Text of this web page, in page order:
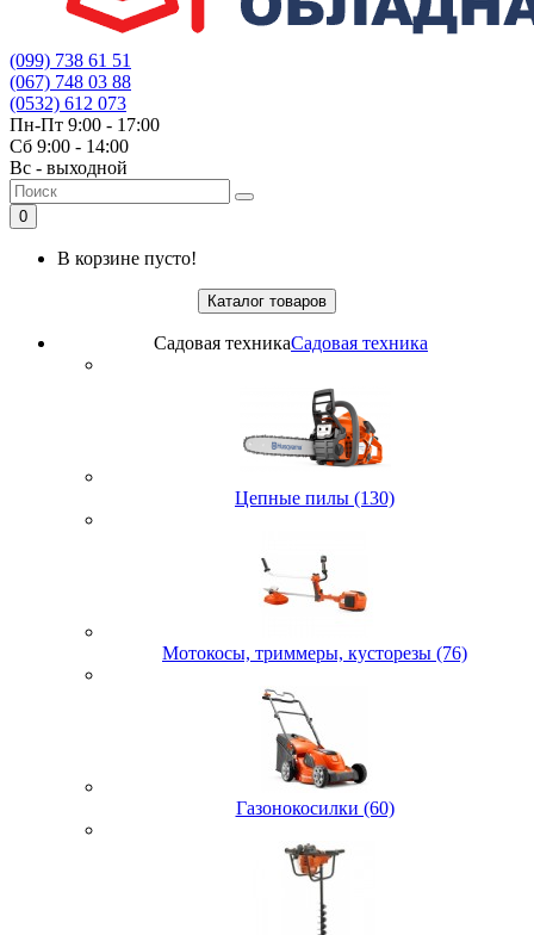
(099) 738 61 51
(067) 748 03 88
(0532) 612 073
Пн-Пт 9:00 - 17:00
Сб 9:00 - 14:00
Вс - выходной
0
В корзине пусто!
Каталог товаров
Садовая техникаСадовая техника
Цепные пилы (130)
Мотокосы, триммеры, кусторезы (76)
Газонокосилки (60)